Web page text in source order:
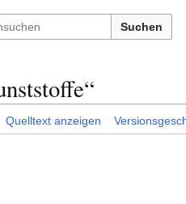
Suchen
Quelltext anzeigen